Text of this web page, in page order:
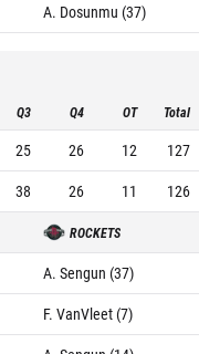
A. Dosunmu (37)
Q3 Q4 OT Total
25 26 12
127
38 26 11 126
ROCKETS
A. Sengun (37)
F. VanVleet (7)